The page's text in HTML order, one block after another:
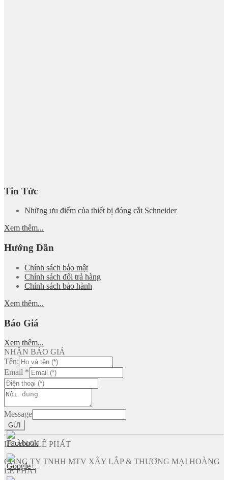
Tin Tức
Những ưu điểm của thiết bị đóng cắt Schneider
Xem thêm...
Hướng Dẫn
Chính sách bảo mật
Chính sách đổi trả hàng
Chính sách bảo hành
Xem thêm...
Báo Giá
Xem thêm...
NHẬN BÁO GIÁ
Tên:
Email *
Message
GỬI
HOÀNG LÊ PHÁT
CÔNG TY TNHH MTV XÂY LẮP & THƯƠNG MẠI HOÀNG
LÊ PHÁT